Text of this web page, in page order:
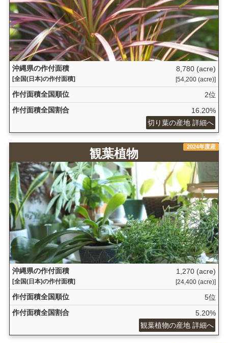
沖縄県の作付面積
[全国(日本)の作付面積]
8,780 (acre)
[54,200 (acre)]
作付面積全国順位
2位
作付面積全国割合
16.20%
切り葉の産地 詳細へ
2024年度産
観葉植物
沖縄県の作付面積
[全国(日本)の作付面積]
1,270 (acre)
[24,400 (acre)]
作付面積全国順位
5位
作付面積全国割合
5.20%
観葉植物の産地 詳細へ